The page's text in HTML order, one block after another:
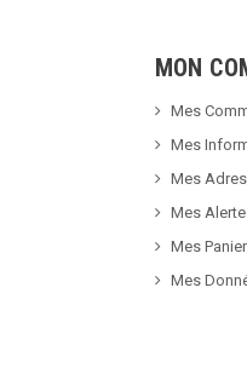
MON
Mes
Mes
Mes
Mes
Mes
Mes